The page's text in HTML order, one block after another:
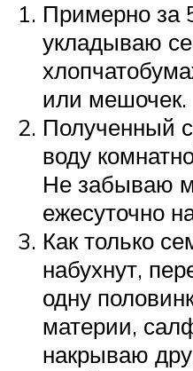
Примерно за
укладываю
или мешочек.
Полученный
воду
Не забываю
ежесуточно
Как только
набухнут,
одну
материи,
накрываю